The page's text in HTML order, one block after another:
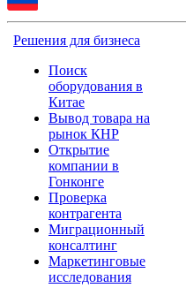
Решения для бизнеса
Поиск
оборудования в
Китае
Вывод товара на
рынок КНР
Открытие
компании в
Гонконге
Проверка
контрагента
Миграционный
консалтинг
Маркетинговые
исследования